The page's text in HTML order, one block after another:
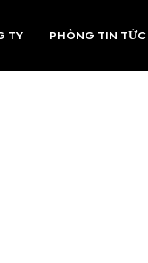
TY PHÒNG TIN TỨC